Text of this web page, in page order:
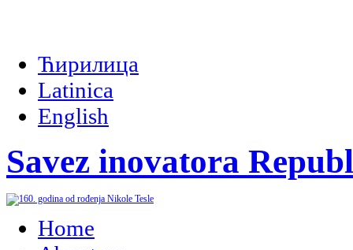
Ћирилица
Latinica
English
Savez inovatora
Home